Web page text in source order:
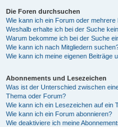
Die Foren durchsuchen
Wie kann ich ein Forum oder
Weshalb erhalte ich bei der Suche
Warum bekomme ich bei der Suche
Wie kann ich nach Mitgliedern
Wie kann ich meine eigenen Beiträge
Abonnements und Lesezeichen
Was ist der Unterschied zwischen
Thema oder Forum?
Wie kann ich ein Lesezeichen auf ein
Wie kann ich ein Forum abonnieren?
Wie deaktiviere ich meine